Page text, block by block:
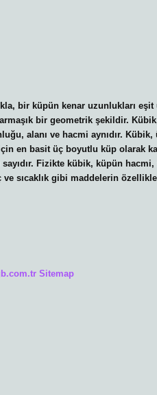
bir küpün kenar uzunlukları eşit
bir geometrik şekildir.
alanı ve hacmi aynıdır. Kübik,
en basit üç boyutlu küp olarak
Fizikte kübik, küpün hacmi,
ve sıcaklık gibi maddelerin
Sitemap